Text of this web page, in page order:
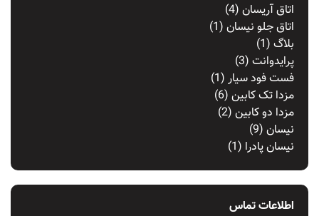
اتاق آریسان (4)
اتاق جلو نیسان (1)
بلاگ (1)
پرایدوانت (3)
فست فود سیار (1)
مزدا تک کابین (6)
مزدا دو کابین (2)
نیسان (9)
نیسان پادرا (1)
اطلاعات تماس